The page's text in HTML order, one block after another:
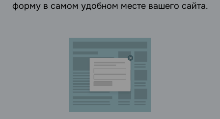
форму в самом удобном месте вашего сайта.